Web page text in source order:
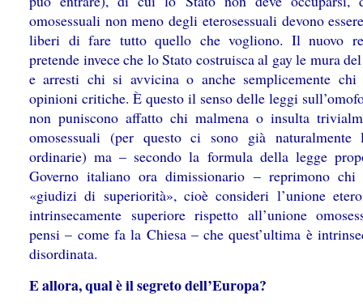
omosessuali non meno degli eterosessuali devono
liberi di fare tutto quello che vogliono. Il nuovo
pretende invece che lo Stato costruisca al gay le mura
e arresti chi si avvicina o anche semplicemente chi
opinioni critiche. È questo il senso delle leggi
non puniscono affatto chi malmena o insulta
omosessuali (per questo ci sono già naturalmente
ordinarie) ma – secondo la formula della legge
Governo italiano ora dimissionario – reprimono chi
«giudizi di superiorità», cioè consideri l’unione
intrinsecamente superiore rispetto all’unione
pensi – come fa la Chiesa – che quest’ultima è
disordinata.
E allora, qual è il segreto dell’Europa?